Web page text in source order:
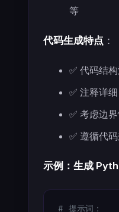
等
代码生成特点 ：
✅ 代码结
✅ 注释详
✅ 考虑边
✅ 遵循代
示例：生成
# 提示词：